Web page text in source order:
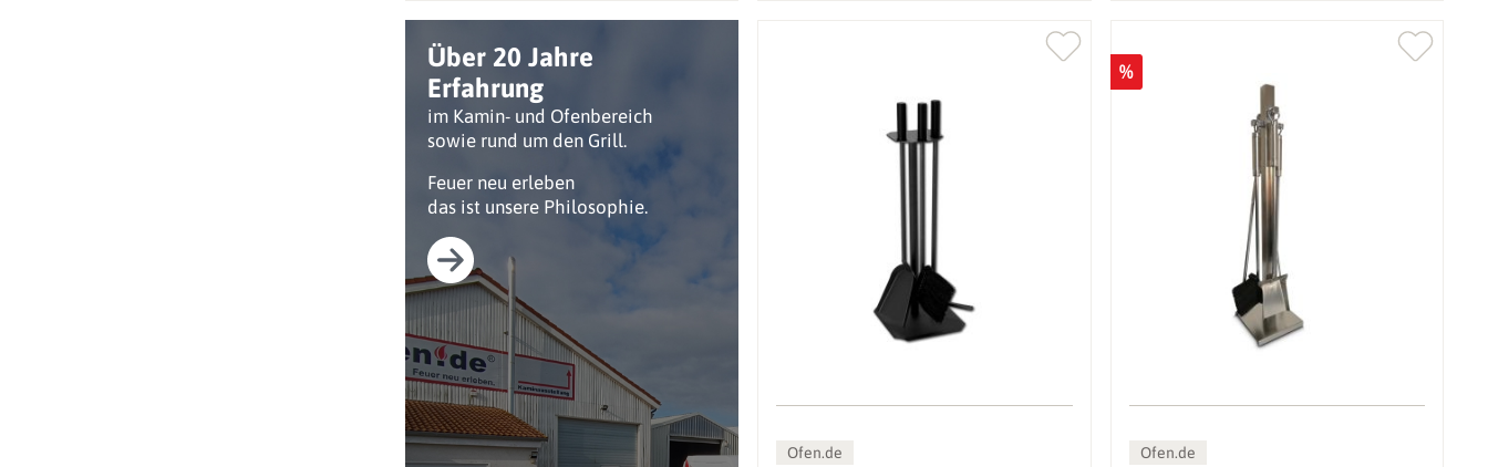
Über 20 Jahre
Erfahrung
im Kamin- und Ofenbereich
sowie rund um den Grill.
Feuer neu erleben
das ist unsere Philosophie.
Ofen.de
%
Ofen.de